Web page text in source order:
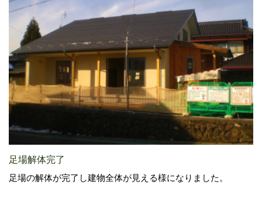
足場解体完了
足場の解体が完了し建物全体が見える様になりました。